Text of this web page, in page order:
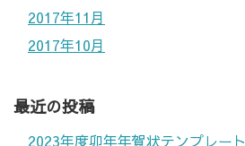
2017年11月
2017年10月
最近の投稿
2023年度卯年年賀状テンプレート